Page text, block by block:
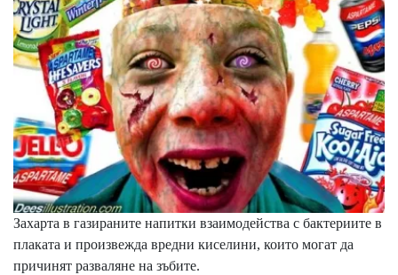
Захарта в газираните напитки взаимодейства с бактериите в
плаката и произвежда вредни киселини, които могат да
причинят разваляне на зъбите.